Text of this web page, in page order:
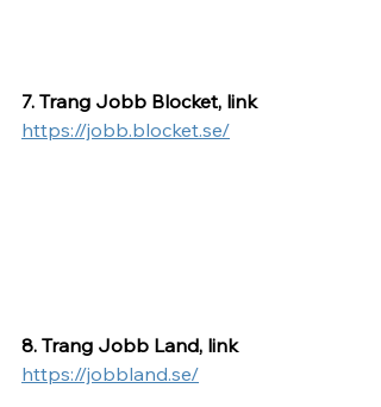
7. Trang Jobb Blocket, link
https://jobb.blocket.se/
8. Trang Jobb Land, link
https://jobbland.se/